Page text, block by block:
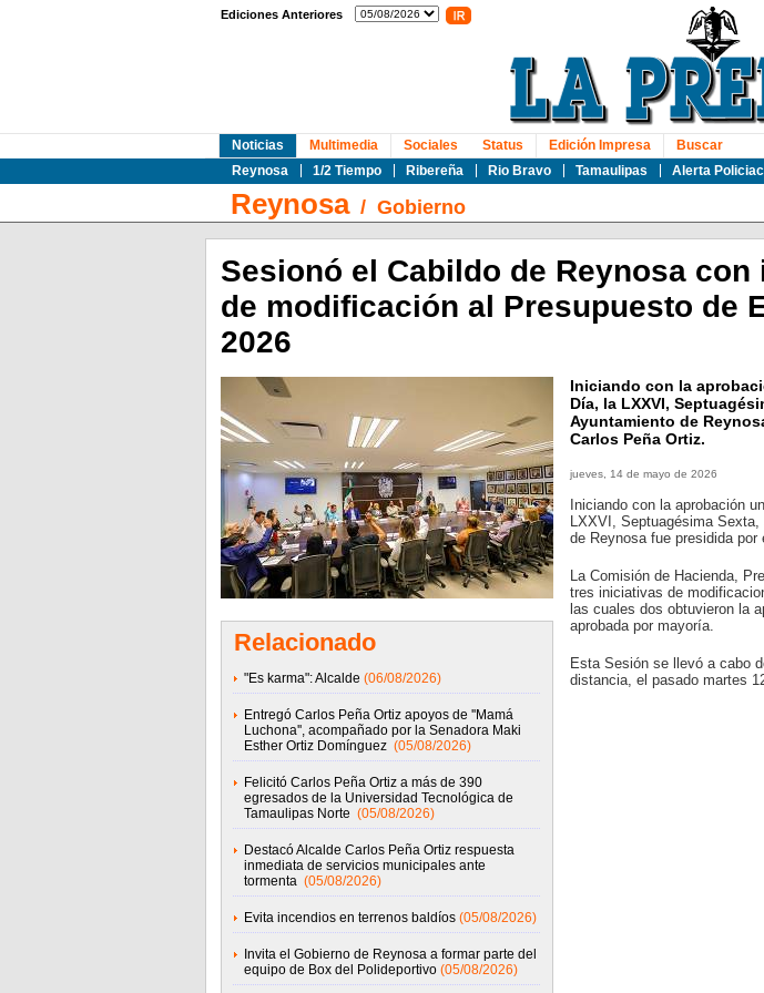
Ediciones Anteriores
Noticias
Reynosa
1/2 Tiempo Ribereña Rio Bravo Tamaulipas Alerta
Multimedia Sociales Status Edición Impresa Buscar
Reynosa/ Gobierno
Sesionó el Cabildo de Reynosa
de modificación al Presupuesto de
2026
Relacionado
"Es karma": Alcalde (06/08/2026)
Entregó Carlos Peña Ortiz apoyos de ''Mamá
Luchona'', acompañado por la Senadora Maki
Esther Ortiz Domínguez (05/08/2026)
Felicitó Carlos Peña Ortiz a más de 390
egresados de la Universidad Tecnológica de
Tamaulipas Norte (05/08/2026)
Destacó Alcalde Carlos Peña Ortiz respuesta
inmediata de servicios municipales ante
tormenta (05/08/2026)
Evita incendios en terrenos baldíos (05/08/2026)
Invita el Gobierno de Reynosa a formar parte del
equipo de Box del Polideportivo (05/08/2026)
Iniciando con la
Día, la LXXVI,
Ayuntamiento de
Carlos Peña Ortiz.
jueves, 14 de mayo de 2026
Iniciando con la aprobación
LXXVI, Septuagésima
de Reynosa fue presidida
La Comisión de Hacienda,
tres iniciativas de
las cuales dos obtuvieron la
aprobada por mayoría.
Esta Sesión se llevó a cabo
distancia, el pasado martes